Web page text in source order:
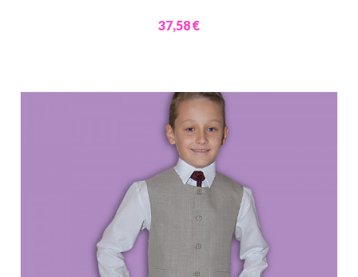
37,58 €